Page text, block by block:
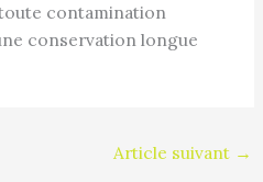
contamination
conservation longue
Article suivant →